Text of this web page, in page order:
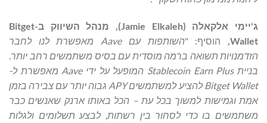
ג'יימי אלקאלה (Jamie Elkaleh
)
, מנהל ה
שיווק ב-Bitget
Wallet, הוסיף: "
השותפות עם Aave מאפשרת לנו לחבר
הזדמנויות תשואה ברמה מוסדית עם בסיס משתמשים רחב יותר.
בניית Stablecoin Earn Plus המופעל על ידי Aave מאפשרת
ל-
Bitget Wallet
להציע למשתמשים APY גבוה יותר עם צבירה בזמן
אמת וגמישות למשוך בכל עת – הכל באותו ארנק שאנשים כבר
משתמשים בו כדי לסחור בין רשתות, לבצע תשלומים ולגלות